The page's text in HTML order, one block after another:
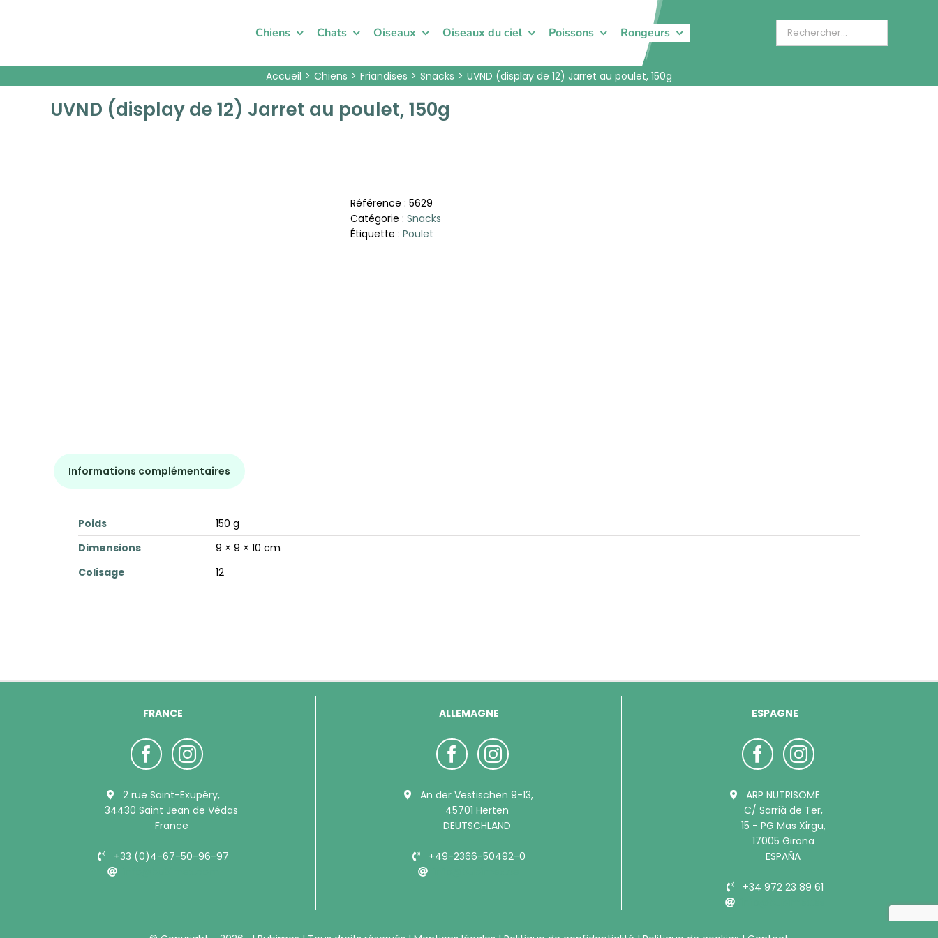
Chiens Chats Oiseaux Oiseaux du ciel Poissons Rongeurs
Accueil Chiens Friandises Snacks UVND (display de 12) Jarret au poulet, 150g
UVND (display de 12) Jarret au poulet, 150g
Référence : 5629
Catégorie : Snacks
Étiquette : Poulet
Informations complémentaires
Poids
150 g
Dimensions
9 × 9 × 10 cm
Colisage
12
FRANCE
2 rue Saint-Exupéry,
34430 Saint Jean de Védas
France
+33 (0)4-67-50-96-97
ALLEMAGNE
An der Vestischen 9-13,
45701 Herten
DEUTSCHLAND
+49-2366-50492-0
ESPAGNE
ARP NUTRISOME
C/ Sarrià de Ter,
15 - PG Mas Xirgu,
17005 Girona
ESPAÑA
+34 972 23 89 61